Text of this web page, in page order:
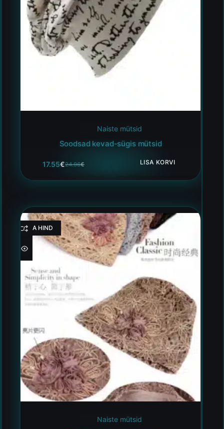
Naiste mütsid
Soodsad kevad-sügis mütsid
24.96€
17.55€ LISA KORVI
HEA HIND
Naiste mütsid